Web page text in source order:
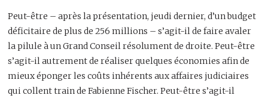
Peut-être – après la présentation, jeudi dernier, d’un budget
déficitaire de plus de 256 millions – s’agit-il de faire avaler
la pilule à un Grand Conseil résolument de droite. Peut-être
s’agit-il autrement de réaliser quelques économies afin de
mieux éponger les coûts inhérents aux affaires judiciaires
qui collent train de Fabienne Fischer. Peut-être s’agit-il